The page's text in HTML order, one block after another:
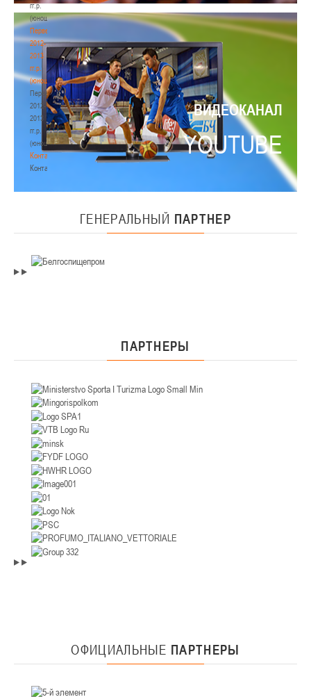
гг.р.
(юноши)
Первенство
2012-
2013
гг.р.
(юноши)
Первенство
2012-
2013
гг.р.
(юноши)
Контакты
Контакты
ВИДЕОКАНАЛ
YOUTUBE
ГЕНЕРАЛЬНЫЙ ПАРТНЕР
ПАРТНЕРЫ
ОФИЦИАЛЬНЫЕ ПАРТНЕРЫ